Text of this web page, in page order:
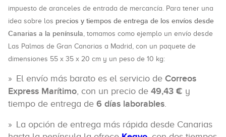
impuesto de aranceles de entrada de mercancía. Para tener una
idea sobre los precios y tiempos de entrega de los envíos desde
Canarias a la península, tomamos como ejemplo un envío desde
Las Palmas de Gran Canarias a Madrid, con un paquete de
dimensiones 55 x 35 x 20 cm y un peso de 10 kg:
El envío más barato es el servicio de Correos
Express Marítimo, con un precio de 49,43 € y
tiempo de entrega de 6 días laborables.
La opción de entrega más rápida desde Canarias